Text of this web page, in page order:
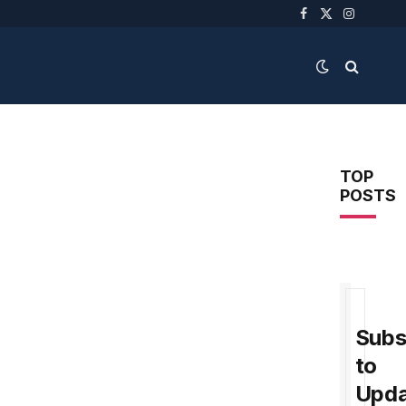
Facebook
X
TOP
POSTS
to